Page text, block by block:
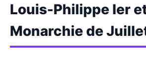
Louis-Philippe Ier
Monarchie de